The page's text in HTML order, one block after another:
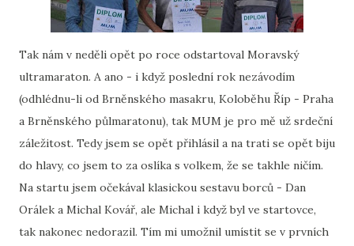
Tak nám v neděli opět po roce odstartoval Moravský
ultramaraton. A ano - i když poslední rok nezávodím
(odhlédnu-li od Brněnského masakru, Koloběhu Říp - Praha
a Brněnského půlmaratonu), tak MUM je pro mě už srdeční
záležitost. Tedy jsem se opět přihlásil a na trati se opět biju
do hlavy, co jsem to za oslíka s volkem, že se takhle ničím.
Na startu jsem očekával klasickou sestavu borců - Dan
Orálek a Michal Kovář, ale Michal i když byl ve startovce,
tak nakonec nedorazil. Tím mi umožnil umístit se v prvních